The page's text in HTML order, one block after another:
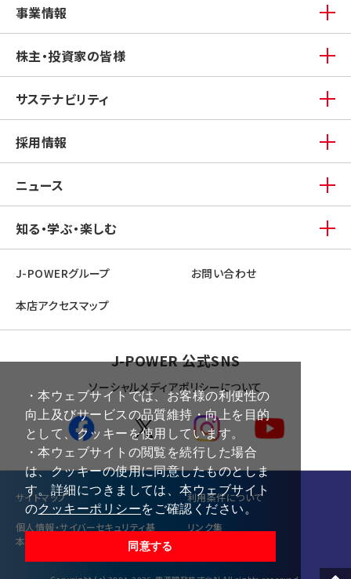
・本ウェブサイトでは、お客様の利便性の
向上及びサービスの品質維持・向上を目的
として、クッキーを使用しています。
・本ウェブサイトの閲覧を続行した場合
は、クッキーの使用に同意したものとしま
す。詳細につきましては、本ウェブサイト
のクッキーポリシーをご確認ください。
同意する
事業情報
株主・投資家の皆様
サステナビリティ
採用情報
ニュース
知る・学ぶ・楽しむ
J-POWERグループ お問い合わせ
本店アクセスマップ
J-POWER 公式SNS
ソーシャルメディアポリシーについて
サイトマップ 利⽤条件について
個⼈情報・サイバーセキュリティ基
本方針
リンク集